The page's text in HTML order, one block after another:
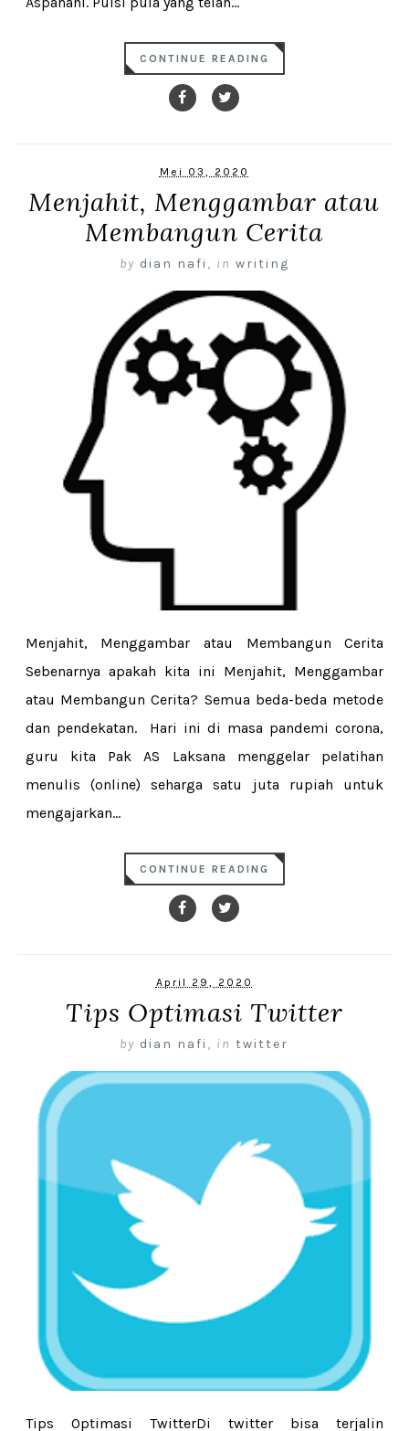
CONTINUE READING
Mei 03, 2020
Menjahit, Menggambar atau
Membangun Cerita
by dian nafi , in writing
Menjahit, Menggambar atau Membangun Cerita
Sebenarnya apakah kita ini Menjahit, Menggambar
atau Membangun Cerita? Semua beda-beda metode
dan pendekatan. Hari ini di masa pandemi corona,
guru kita Pak AS Laksana menggelar pelatihan
menulis (online) seharga satu juta rupiah untuk
mengajarkan...
CONTINUE READING
April 29, 2020
Tips Optimasi Twitter
by dian nafi , in twitter
Tips Optimasi TwitterDi twitter bisa terjalin